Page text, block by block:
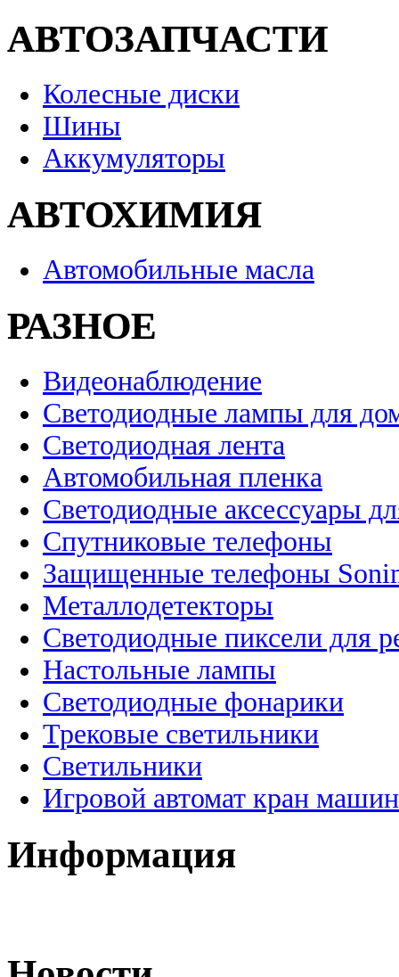
АВТОЗАПЧАСТИ
Колесные диски
Шины
Аккумуляторы
АВТОХИМИЯ
Автомобильные масла
РАЗНОЕ
Видеонаблюдение
Светодиодные лампы для
Светодиодная лента
Автомобильная пленка
Светодиодные аксессуары
Спутниковые телефоны
Защищенные телефоны
Металлодетекторы
Светодиодные пиксели для
Настольные лампы
Светодиодные фонарики
Трековые светильники
Светильники
Игровой автомат кран
Информация